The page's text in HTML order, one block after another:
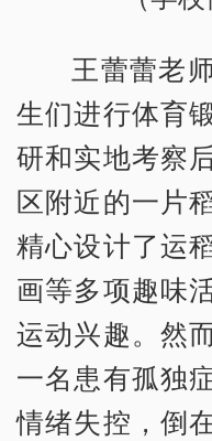
王蕾蕾老
生们进行体育
研和实地考察
区附近的一片
精心设计了运
画等多项趣味
运动兴趣。然
一名患有孤独
情绪失控，倒